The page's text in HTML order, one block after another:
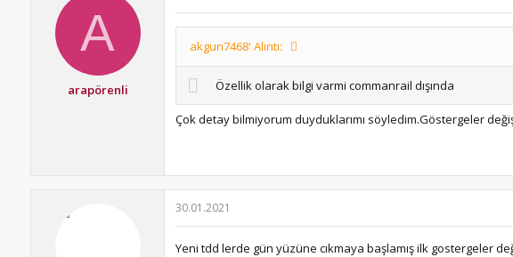
A
arapörenli
akgun7468' Alıntı:
Özellik olarak bilgi varmi commanrail dışında
Çok detay bilmiyorum duyduklarımı söyledim.Göstergeler
30.01.2021
Yeni tdd lerde gün yüzüne cıkmaya başlamış ilk gostergeler